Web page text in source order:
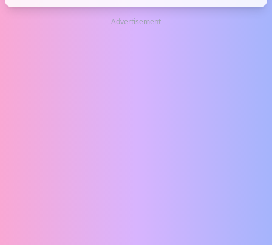
ションに使う。
Advertisement